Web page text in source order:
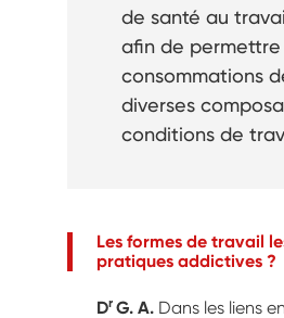
de santé au
afin de permettre
consommations
diverses
conditions de
Les formes de travail
pratiques addictives ?
Dr G. A. Dans les liens